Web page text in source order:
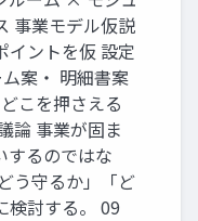
事業モデル仮説
イントを仮 設定
案・ 明細書案
こを押さえる
論 事業が固ま
するのではな
う守るか」「ど
検討する。 09